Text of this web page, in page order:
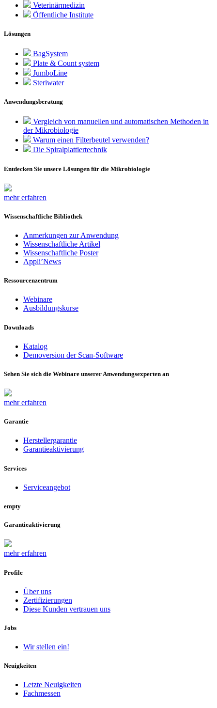
Veterinärmedizin
Öffentliche Institute
Lösungen
BagSystem
Plate & Count system
JumboLine
Steriwater
Anwendungsberatung
Vergleich von manuellen und automatischen Methoden in
der Mikrobiologie
Warum einen Filterbeutel verwenden?
Die Spiralplattier­technik
Entdecken Sie unsere Lösungen für die Mikrobiologie
mehr erfahren
Wissenschaftliche Bibliothek
Anmerkungen zur Anwendung
Wissenschaftliche Artikel
Wissenschaftliche Poster
Appli’News
Ressourcenzentrum
Webinare
Ausbildungskurse
Downloads
Katalog
Demoversion der Scan-Software
Sehen Sie sich die Webinare unserer Anwendungsexperten an
mehr erfahren
Garantie
Herstellergarantie
Garantieaktivierung
Services
Serviceangebot
empty
Garantieaktivierung
mehr erfahren
Profile
Über uns
Zertifizierungen
Diese Kunden vertrauen uns
Jobs
Wir stellen ein!
Neuigkeiten
Letzte Neuigkeiten
Fachmessen